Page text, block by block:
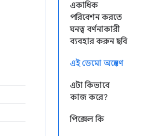
একাধিক
পরিবেশন করতে
ঘনত্ব বর্ণনাকারী
ব্যবহার করুন ছবি
এই ডেমো অন্বেষণ
এটা কিভাবে
কাজ করে?
পিক্সেল কি